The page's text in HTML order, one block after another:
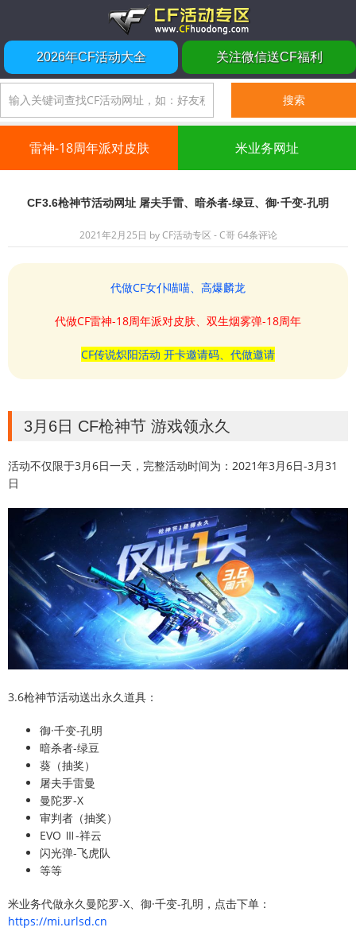
2026年CF活动大全 关注微信送CF福利
雷神-18周年派对皮肤 米业务网址
CF3.6枪神节活动网址 屠夫手雷、暗杀者-绿豆、御·千变-孔明
2021年2月25日 byCF活动专区 - C哥 64条评论
代做CF女仆喵喵、高爆麟龙
代做CF雷神-18周年派对皮肤、双生烟雾弹-18周年
CF传说炽阳活动 开卡邀请码、代做邀请
3月6日 CF枪神节 游戏领永久
活动不仅限于3月6日一天，完整活动时间为：2021年3月6日-3月31
日
3.6枪神节活动送出永久道具：
御·千变-孔明
暗杀者-绿豆
葵（抽奖）
屠夫手雷曼
曼陀罗-X
审判者（抽奖）
EVO Ⅲ-祥云
闪光弹-飞虎队
等等
米业务代做永久曼陀罗-X、御·千变-孔明，点击下单：
https://mi.urlsd.cn